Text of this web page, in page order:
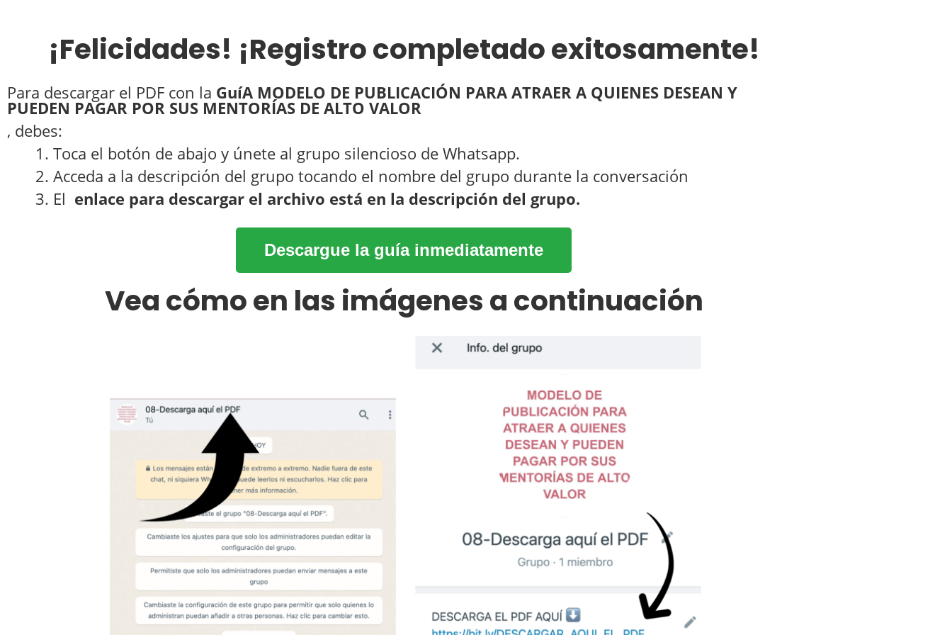
¡Felicidades! ¡Registro completado exitosamente!
Para descargar el PDF con la GuíA MODELO DE PUBLICACIÓN PARA ATRAER A QUIENES DESEAN Y
PUEDEN PAGAR POR SUS MENTORÍAS DE ALTO VALOR
, debes:
1. Toca el botón de abajo y únete al grupo silencioso de Whatsapp.
2. Acceda a la descripción del grupo tocando el nombre del grupo durante la conversación
3. El enlace para descargar el archivo está en la descripción del grupo.
Descargue la guía inmediatamente
Vea cómo en las imágenes a continuación